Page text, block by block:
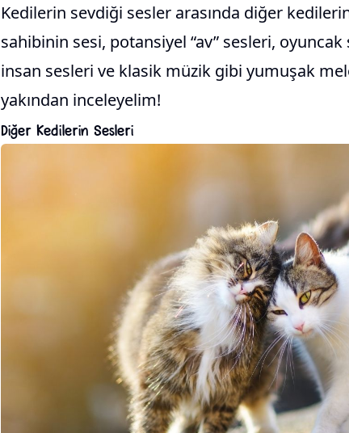
Kedilerin sevdiği sesler arasında diğer
sahibinin sesi, potansiyel “av” sesleri,
insan sesleri ve klasik müzik gibi yumuşak
yakından inceleyelim!
Diğer Kedilerin Sesleri